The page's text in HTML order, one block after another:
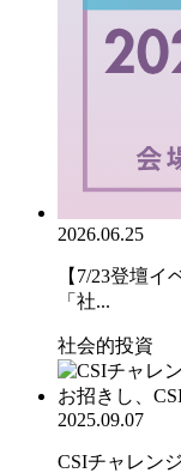
2026.06.25
【7/23登壇
「社...
社会的投資
2025.09.07
CSIチャレン